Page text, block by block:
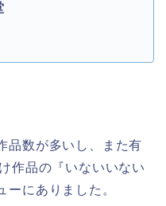
品数が多いし、また有
作品の『いないいない
ーにありました。